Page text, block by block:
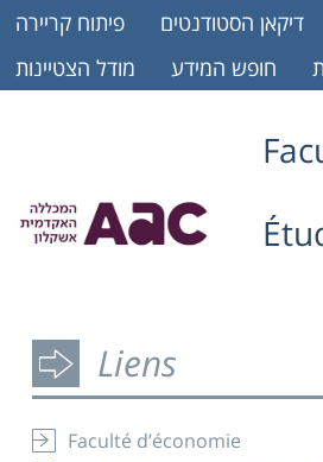
פיתוח קריירה דיקאן הסטודנטים
מודל הצטיינות
חופש המידע
Liens
Faculté d’économie